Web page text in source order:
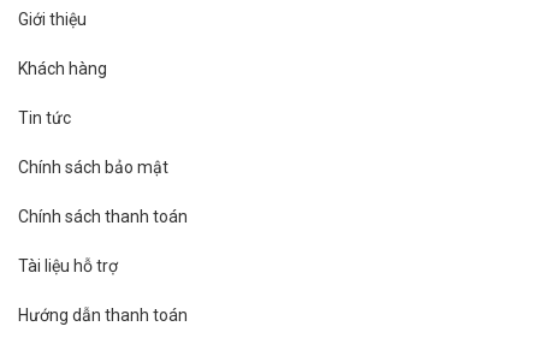
Giới thiệu
Khách hàng
Tin tức
Chính sách bảo mật
Chính sách thanh toán
Tài liệu hỗ trợ
Hướng dẫn thanh toán